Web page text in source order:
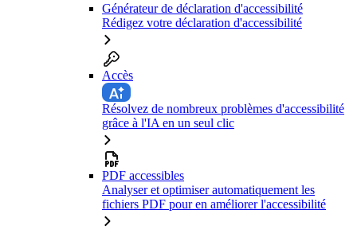
Générateur de déclaration d'accessibilité
Rédigez votre déclaration d'accessibilité
Accès
Résolvez de nombreux problèmes d'accessibilité
grâce à l'IA en un seul clic
PDF accessibles
Analyser et optimiser automatiquement les
fichiers PDF pour en améliorer l'accessibilité